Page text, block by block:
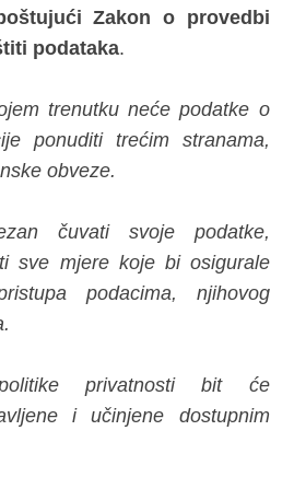
Zakon o provedbi
podataka.
trenutku neće podatke o
ponuditi trećim stranama,
obveze.
čuvati svoje podatke,
sve mjere koje bi osigurale
podacima, njihovog
privatnosti bit će
i učinjene dostupnim